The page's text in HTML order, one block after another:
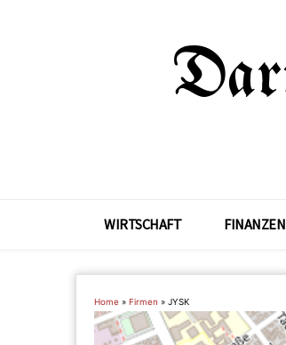
WIRTSCHAFT FINANZEN
Home » Firmen » JYSK